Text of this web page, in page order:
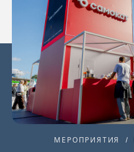
МЕРОПРИЯТИЯ